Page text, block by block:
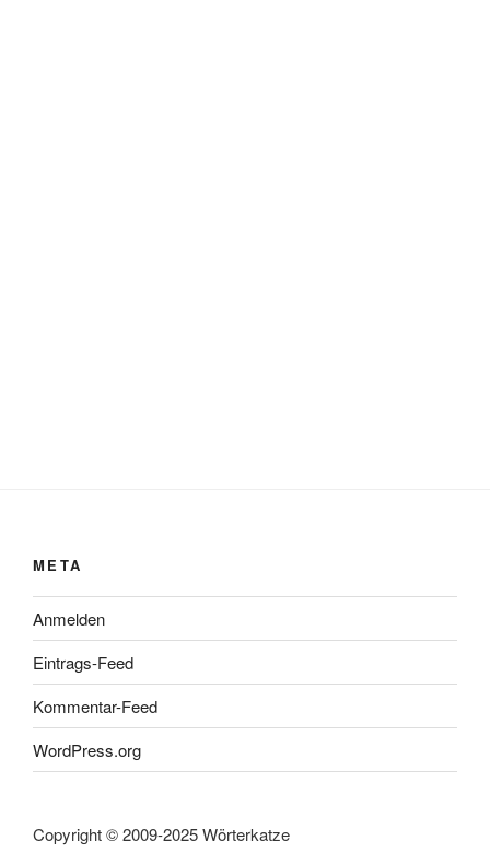
META
Anmelden
Eintrags-Feed
Kommentar-Feed
WordPress.org
Copyright © 2009-2025 Wörterkatze